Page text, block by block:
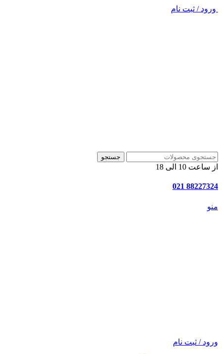
ورود / ثبت نام
جستجو
از ساعت 10 الی 18
88227324 021
منو
ورود / ثبت نام